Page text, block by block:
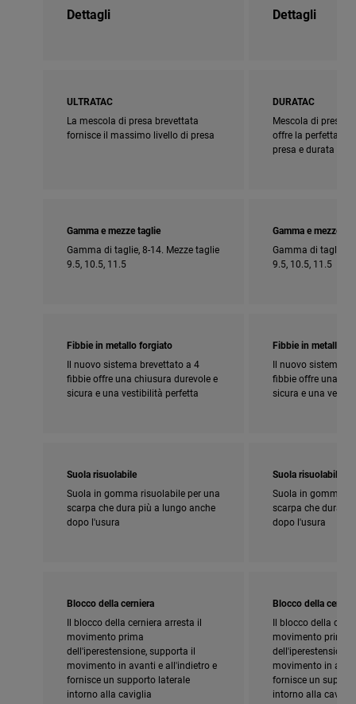
Dettagli Dettagli
ULTRATAC
La mescola di presa brevettata
fornisce il massimo livello di presa
DURATAC
Mescola di presa
offre la perfetta
presa e durata
Gamma e mezze taglie
Gamma di taglie, 8-14. Mezze taglie
9.5, 10.5, 11.5
Gamma e mezze
Gamma di taglie,
9.5, 10.5, 11.5
Fibbie in metallo forgiato
Il nuovo sistema brevettato a 4
fibbie offre una chiusura durevole e
sicura e una vestibilità perfetta
Fibbie in metallo
Il nuovo sistema
fibbie offre una
sicura e una
Suola risuolabile
Suola in gomma risuolabile per una
scarpa che dura più a lungo anche
dopo l'usura
Suola risuolabile
Suola in gomma
scarpa che dura
dopo l'usura
Blocco della cerniera
Il blocco della cerniera arresta il
movimento prima
dell'iperestensione, supporta il
movimento in avanti e all'indietro e
fornisce un supporto laterale
intorno alla caviglia
Blocco della
Il blocco della
movimento prima
movimento in
fornisce un
intorno alla